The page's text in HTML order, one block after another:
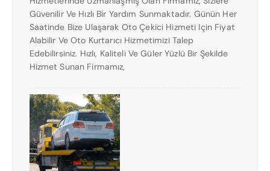
Güvenilir Ve Hızlı Bir Yardım Sunmaktadır. Günün Her
Saatinde Bize Ulaşarak Oto Çekici Hizmeti Için Fiyat
Alabilir Ve Oto Kurtarıcı Hizmetimizi Talep
Edebilirsiniz. Hızlı, Kaliteli Ve Güler Yüzlü Bir Şekilde
Hizmet Sunan Firmamız,